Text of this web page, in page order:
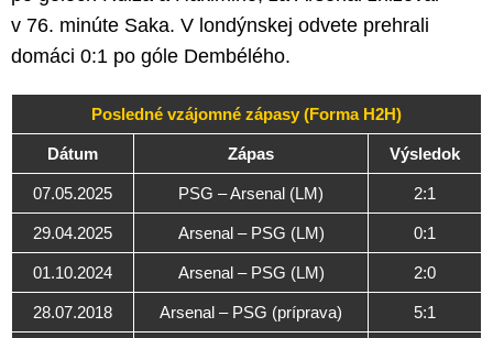
v 76. minúte Saka. V londýnskej odvete prehrali
domáci 0:1 po góle Dembélého.
Posledné vzájomné zápasy (Forma H2H)
Dátum Zápas Výsledok
07.05.2025 PSG – Arsenal (LM) 2:1
29.04.2025 Arsenal – PSG (LM) 0:1
01.10.2024 Arsenal – PSG (LM) 2:0
28.07.2018 Arsenal – PSG (príprava) 5:1